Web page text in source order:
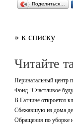
Поделиться…
» к списку
Читайте
Перинатальный центр
Фонд "Счастливое
В Гатчине откроется
Сбежавшую из дома
Обращения по уборке